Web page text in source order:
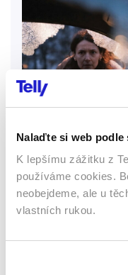
Nalaďte si web podle
K lepšímu zážitku z
používáme cookies.
neobejdeme, ale u
vlastních rukou.
2024 | 90 min
do světa